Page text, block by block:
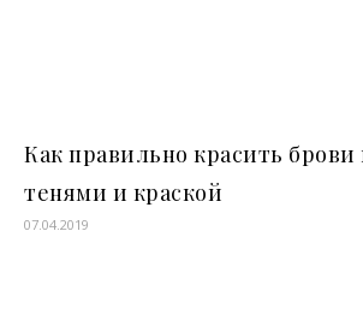
Как правильно красить
тенями и краской
07.04.2019